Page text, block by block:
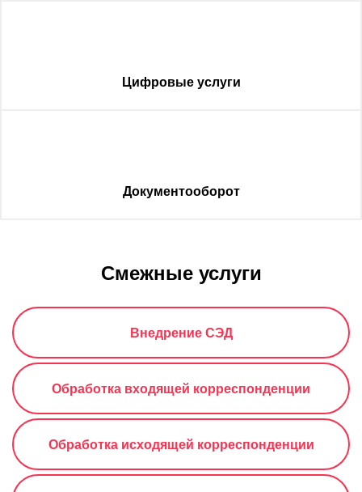
Цифровые услуги
Документооборот
Смежные услуги
Внедрение СЭД
Обработка входящей корреспонденции
Обработка исходящей корреспонденции